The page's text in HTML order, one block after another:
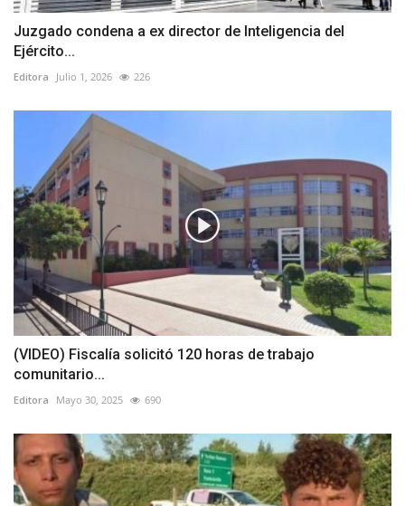
Juzgado condena a ex director de Inteligencia del
Ejército...
Editora Julio 1, 2026 226
(VIDEO) Fiscalía solicitó 120 horas de trabajo
comunitario...
Editora Mayo 30, 2025 690